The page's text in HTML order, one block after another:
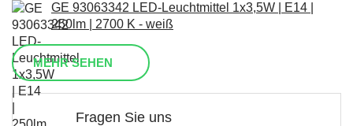
GE 93063342 LED-Leuchtmittel 1x3,5W | E14 |
250lm | 2700 K - weiß
MEHR SEHEN
Fragen Sie uns